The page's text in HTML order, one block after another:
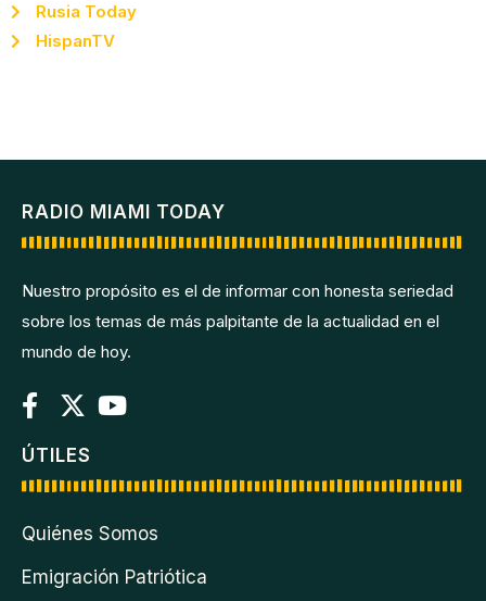
Rusia Today
HispanTV
RADIO MIAMI TODAY
Nuestro propósito es el de informar con honesta seriedad
sobre los temas de más palpitante de la actualidad en el
mundo de hoy.
ÚTILES
Quiénes Somos
Emigración Patriótica